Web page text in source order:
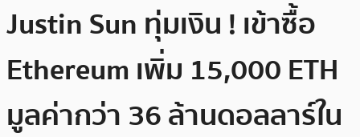
Justin Sun ทุ่มเงิน ! เข้าซื้อ
Ethereum เพิ่ม 15,000 ETH
มูลค่ากว่า 36 ล้านดอลลาร์ใน